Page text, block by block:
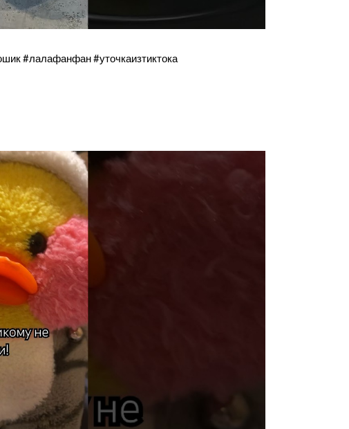
#лалафанфан #уточкаизтиктока